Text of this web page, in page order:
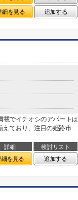
細を見る 追加する
載でイチオシのアパートは
えており、注目の姫路市...
詳細
検討リスト
細を見る 追加する